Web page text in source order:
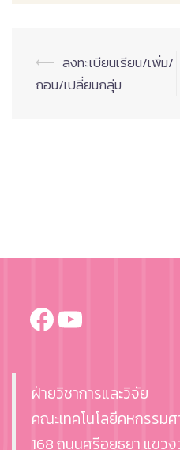
Post
navigation
⟵ ลงทะเบียนเรียน/เพิ่ม/
ถอน/เปลี่ยนกลุ่ม
Facebook
YouTube
ฝ่ายวิชาการและวิจัย
คณะเทคโนโลยีคหกรรม
168 ถนนศรีอยุธยา แขว